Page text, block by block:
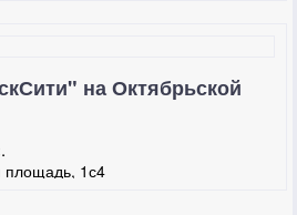
на Октябрьской
площадь, 1с4